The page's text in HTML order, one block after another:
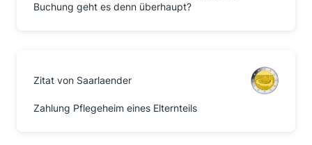
Buchung geht es denn überhaupt?
Zitat von Saarlaender
Zahlung Pflegeheim eines Elternteils